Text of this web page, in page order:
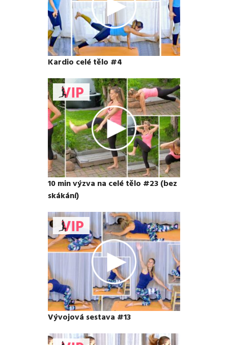
Kardio celé tělo #4
10 min výzva na celé tělo #23 (bez
skákání)
Vývojová sestava #13